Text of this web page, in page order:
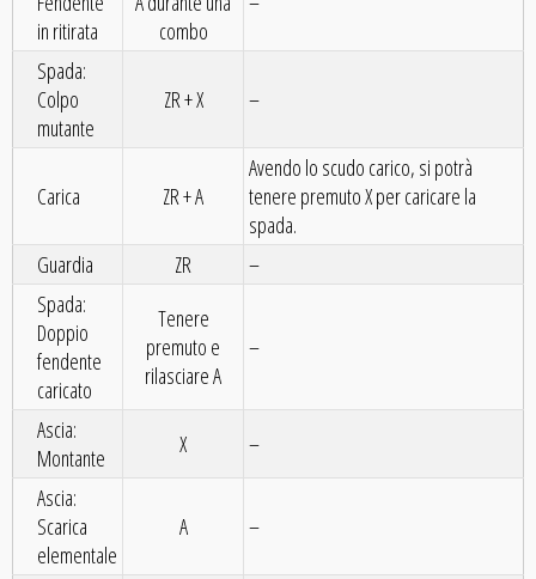
in ritirata
combo
Spada:
Colpo
mutante
ZR + X –
Carica ZR + A
Avendo lo scudo carico, si potrà
tenere premuto X per caricare la
spada.
Guardia
ZR
–
Spada:
Doppio
fendente
caricato
Tenere
premuto e
rilasciare A
–
Ascia:
Montante
X
–
Ascia:
Scarica
elementale
A –